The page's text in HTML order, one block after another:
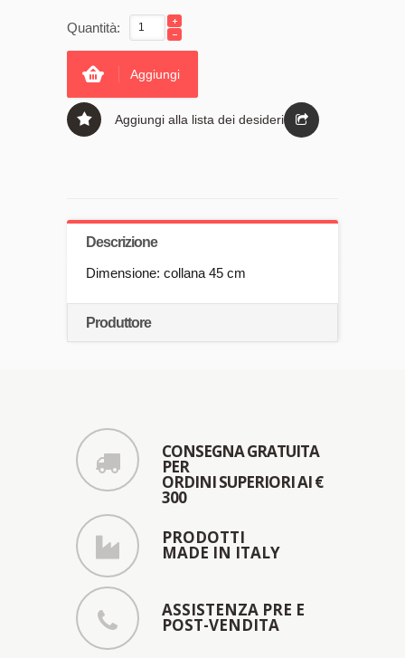
Quantità:
Aggiungi
Aggiungi alla lista dei desideri
Descrizione
Dimensione: collana 45 cm
Produttore
CONSEGNA GRATUITA
PER
ORDINI SUPERIORI AI €
300
PRODOTTI
MADE IN ITALY
ASSISTENZA PRE E
POST-VENDITA